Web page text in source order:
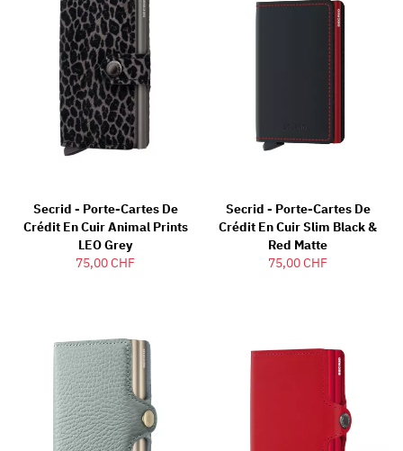
Secrid - Porte-Cartes De
Crédit En Cuir Animal Prints
LEO Grey
75,00 CHF
Secrid - Porte-Cartes De
Crédit En Cuir Slim Black &
Red Matte
75,00 CHF